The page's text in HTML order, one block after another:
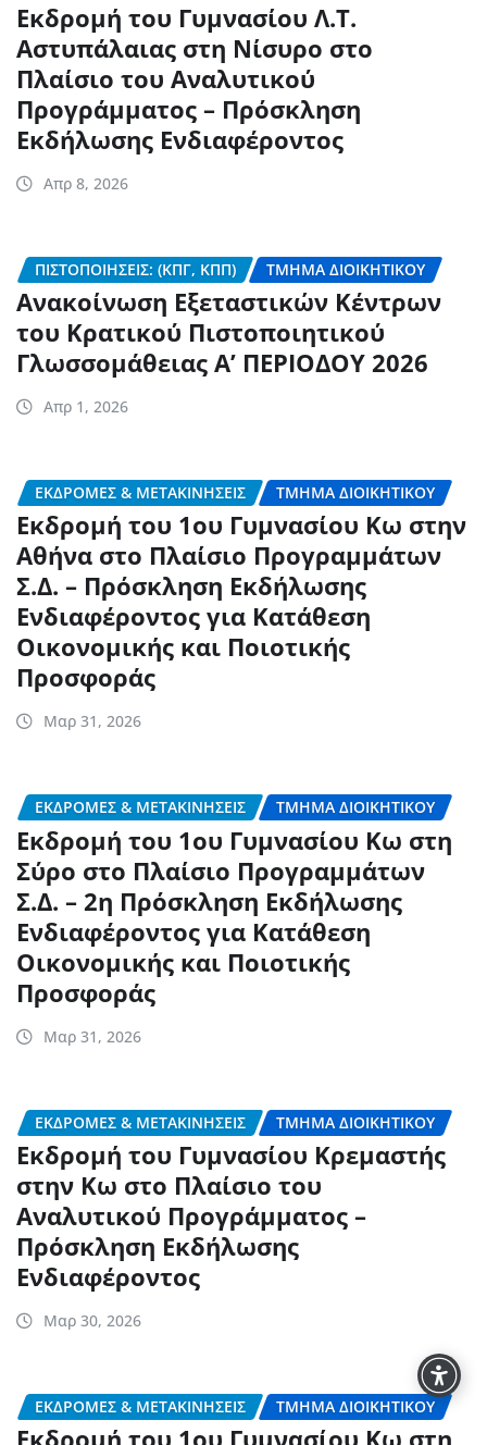
Εκδρομή του Γυμνασίου Λ.Τ.
Αστυπάλαιας στη Νίσυρο στο
Πλαίσιο του Αναλυτικού
Προγράμματος – Πρόσκληση
Εκδήλωσης Ενδιαφέροντος
Απρ 8, 2026
ΠΙΣΤΟΠΟΙΉΣΕΙΣ: (ΚΠΓ, ΚΠΠ) ΤΜΉΜΑ ΔΙΟΙΚΗΤΙΚΟΎ
Ανακοίνωση Εξεταστικών Κέντρων
του Κρατικού Πιστοποιητικού
Γλωσσομάθειας Α’ ΠΕΡΙΟΔΟΥ 2026
Απρ 1, 2026
ΕΚΔΡΟΜΈΣ & ΜΕΤΑΚΙΝΉΣΕΙΣ ΤΜΉΜΑ ΔΙΟΙΚΗΤΙΚΟΎ
Εκδρομή του 1ου Γυμνασίου Κω στην
Αθήνα στο Πλαίσιο Προγραμμάτων
Σ.Δ. – Πρόσκληση Εκδήλωσης
Ενδιαφέροντος για Κατάθεση
Οικονομικής και Ποιοτικής
Προσφοράς
Μαρ 31, 2026
ΕΚΔΡΟΜΈΣ & ΜΕΤΑΚΙΝΉΣΕΙΣ ΤΜΉΜΑ ΔΙΟΙΚΗΤΙΚΟΎ
Εκδρομή του 1ου Γυμνασίου Κω στη
Σύρο στο Πλαίσιο Προγραμμάτων
Σ.Δ. – 2η Πρόσκληση Εκδήλωσης
Ενδιαφέροντος για Κατάθεση
Οικονομικής και Ποιοτικής
Προσφοράς
Μαρ 31, 2026
ΕΚΔΡΟΜΈΣ & ΜΕΤΑΚΙΝΉΣΕΙΣ ΤΜΉΜΑ ΔΙΟΙΚΗΤΙΚΟΎ
Εκδρομή του Γυμνασίου Κρεμαστής
στην Κω στο Πλαίσιο του
Αναλυτικού Προγράμματος –
Πρόσκληση Εκδήλωσης
Ενδιαφέροντος
Μαρ 30, 2026
ΕΚΔΡΟΜΈΣ & ΜΕΤΑΚΙΝΉΣΕΙΣ ΤΜΉΜΑ ΔΙΟΙΚΗΤΙΚΟΎ